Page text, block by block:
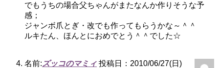
でもうちの場合父ちゃんがまたなんか作りそうな予
感；
ジャンボ爪とぎ・改でも作ってもらうかな～＾＾
ルキたん、ほんとにおめでとう＾＾でした☆
名前: ズッコのマミィ 投稿日：2010/06/27(日)